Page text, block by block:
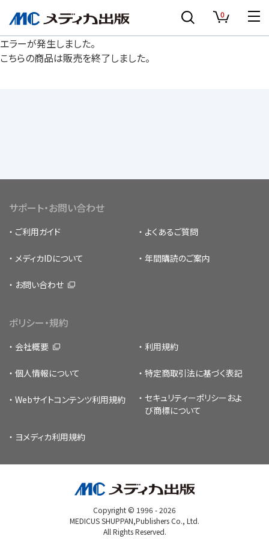
0
エラーが発生しました。
こちらの商品は販売を終了しました。
サポート・お問い合わせ
ご利用ガイド よくあるご質問
メディカIDについて 年間購読のご案内
お問い合わせ
ポリシー・規約
会社概要 利用規約
個人情報について 特定商取引法に基づく表記
Webサイトコンテンツ利用規約 セキュリティーポリシー およ
び商標について
ヨメディカ利用規約
Copyright © 1996 -2026
MEDICUS SHUPPAN,Publishers Co., Ltd.
All Rights Reserved.